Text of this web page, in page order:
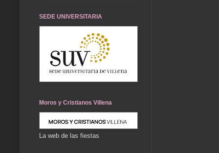
SEDE UNIVERSITARIA
Moros y Cristianos Villena
La web de las fiestas